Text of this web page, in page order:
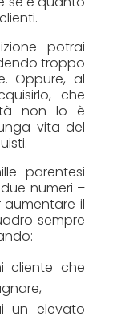
potrai
troppo
Oppure, al
che
non lo è
vita del
parentesi
numeri –
il
sempre
cliente che
un elevato